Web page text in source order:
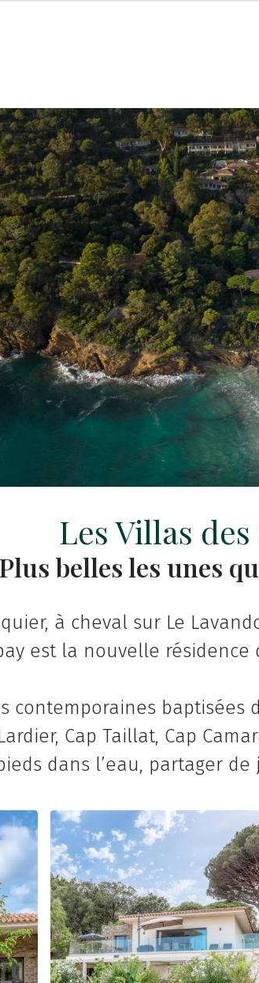
Les Villas des
Plus belles les unes
à cheval sur Le
est la nouvelle
contemporaines baptisées
Cap Taillat, Cap
dans l’eau, partager